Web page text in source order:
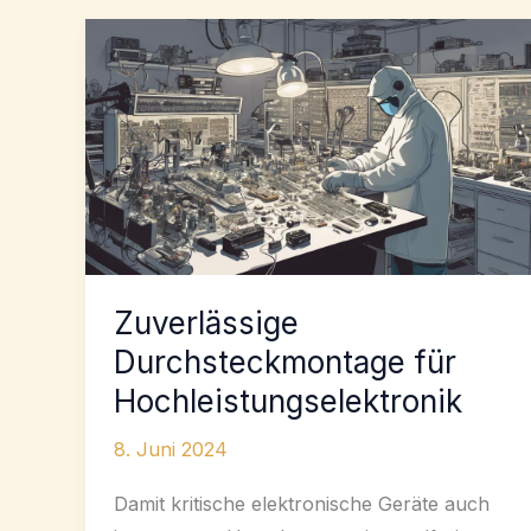
Zuverlässige
Durchsteckmontage für
Hochleistungselektronik
8. Juni 2024
Damit kritische elektronische Geräte auch